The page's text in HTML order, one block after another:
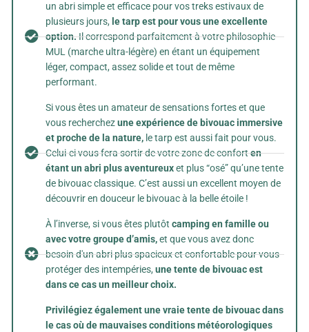
un abri simple et efficace pour vos treks estivaux de
plusieurs jours, le tarp est pour vous une excellente
option.Il correspond parfaitement à votre philosophie
MUL (marche ultra-légère) en étant un équipement
léger, compact, assez solide et tout de même
performant.
Si vous êtes un amateur de sensations fortes et que
vous recherchezune expérience de bivouac immersive
et proche de la nature, le tarp est aussi fait pour vous.
Celui-ci vous fera sortir de votre zone de conforten
étant un abri plus aventureuxet plus “osé” qu’une tente
de bivouac classique. C’est aussi un excellent moyen de
découvrir en douceur le bivouac à la belle étoile !
À l’inverse, si vous êtes plutôtcamping en famille ou
avec votre groupe d’amis,et que vous avez donc
besoin d'un abri plus spacieux et confortable pour vous
protéger des intempéries,une tente de bivouac est
dans ce cas un meilleur choix.
Privilégiez également une vraie tente de bivouac dans
le cas où de mauvaises conditions météorologiques